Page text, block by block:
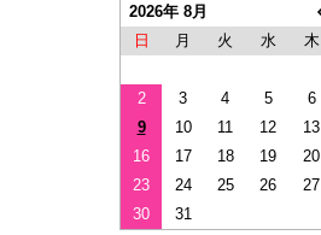
2026年 8月
日
月 火 水 木
2
3 4 5 6
9
10 11 12 13
16
17 18 19 20
23
24 25 26 27
30
31